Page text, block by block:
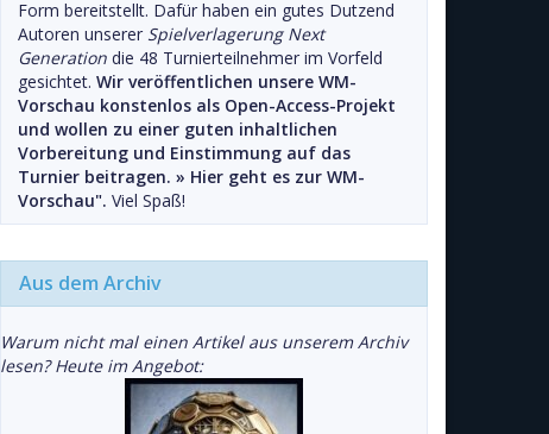
Form bereitstellt. Dafür haben ein gutes Dutzend
Autoren unserer Spielverlagerung Next
Generation die 48 Turnierteilnehmer im Vorfeld
gesichtet. Wir veröffentlichen unsere WM-
Vorschau konstenlos als Open-Access-Projekt
und wollen zu einer guten inhaltlichen
Vorbereitung und Einstimmung auf das
Turnier beitragen. » Hier geht es zur WM-
Vorschau". Viel Spaß!
Aus dem Archiv
Warum nicht mal einen Artikel aus unserem Archiv
lesen? Heute im Angebot: